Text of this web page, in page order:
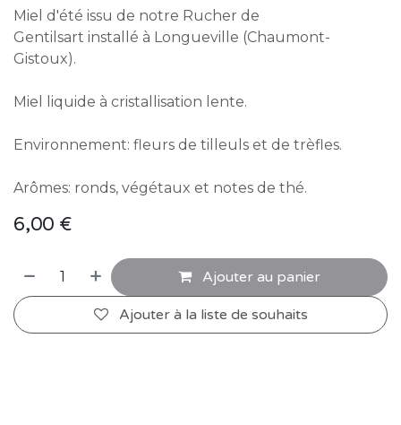
Miel d'été issu de notre Rucher de
Gentilsart installé à Longueville (Chaumont-
Gistoux).
Miel liquide à cristallisation lente.
Environnement: fleurs de tilleuls et de trèfles.
Arômes: ronds, végétaux et notes de thé.
6,00 €
Ajouter au panier
Ajouter à la liste de souhaits